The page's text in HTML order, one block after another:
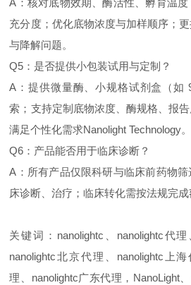
A：核对底物效期、酶活性、孵育温
充分度；优化底物浓度与加样顺序；
与降解问题。
Q5：是否提供小包装试用与定制？
A：提供微量酶、小规格试剂盒（如
索；支持定制底物浓度、酶规格、报
满足个性化需求Nanolight Technology。
Q6：产品能否用于临床诊断？
A：所有产品仅限科研与临床前药物
床诊断、治疗；临床转化需按法规完成
关键词：nanolightc、nanolightc代理
nanolightc北京代理、nanolightc上
理、nanolightc广东代理，NanoLight